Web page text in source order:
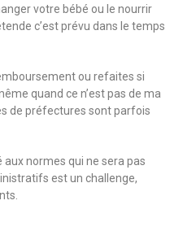
votre bébé ou le nourrir
c’est prévu dans le temps
ou refaites si
quand ce n’est pas de ma
de préfectures sont parfois
aux normes qui ne sera pas
est un challenge,